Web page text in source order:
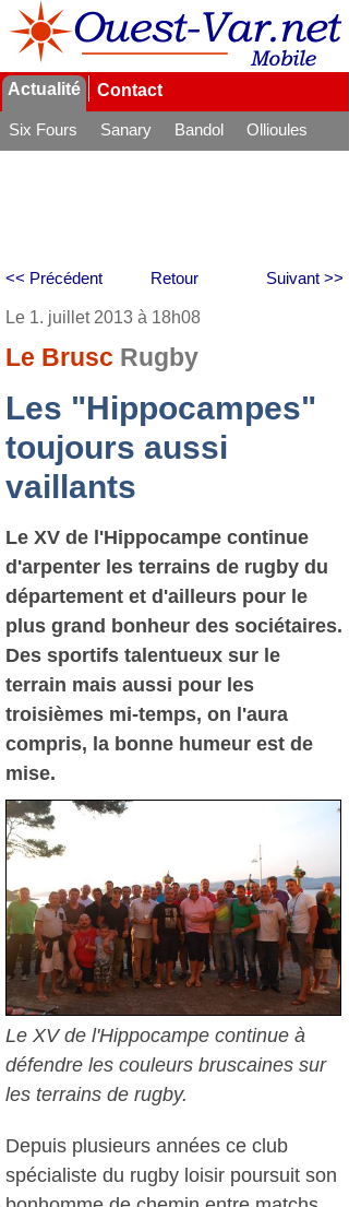
Actualité Contact
Six Fours Sanary Bandol
Ollioules
Retour
<< Précédent Suivant >>
Le 1. juillet 2013 à 18h08
Le Brusc Rugby
Les "Hippocampes"
toujours aussi
vaillants
Le XV de l'Hippocampe continue
d'arpenter les terrains de rugby du
département et d'ailleurs pour le
plus grand bonheur des sociétaires.
Des sportifs talentueux sur le
terrain mais aussi pour les
troisièmes mi-temps, on l'aura
compris, la bonne humeur est de
mise.
Le XV de l'Hippocampe continue à
défendre les couleurs bruscaines sur
les terrains de rugby.
Depuis plusieurs années ce club
spécialiste du rugby loisir poursuit son